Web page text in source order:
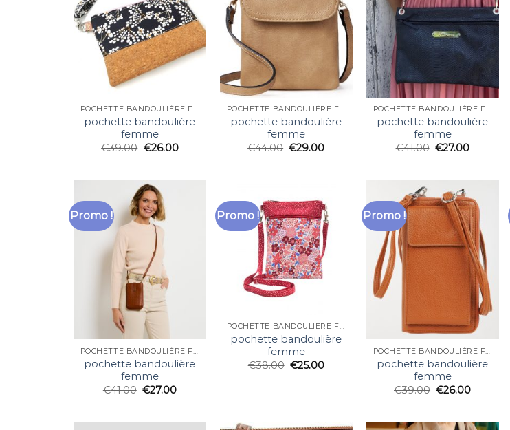
POCHETTE BANDOULIÈRE FEMME
pochette bandoulière
femme
€39.00 €26.00
POCHETTE BANDOULIÈRE FEMME
pochette bandoulière
femme
€44.00 €29.00
POCHETTE BANDOULIÈRE FEMME
pochette bandoulière
femme
€41.00 €27.00
Promo !
POCHETTE BANDOULIÈRE FEMME
pochette bandoulière
femme
€41.00 €27.00
Promo !
POCHETTE BANDOULIÈRE FEMME
pochette bandoulière
femme
€38.00 €25.00
Promo !
POCHETTE BANDOULIÈRE FEMME
pochette bandoulière
femme
€39.00 €26.00